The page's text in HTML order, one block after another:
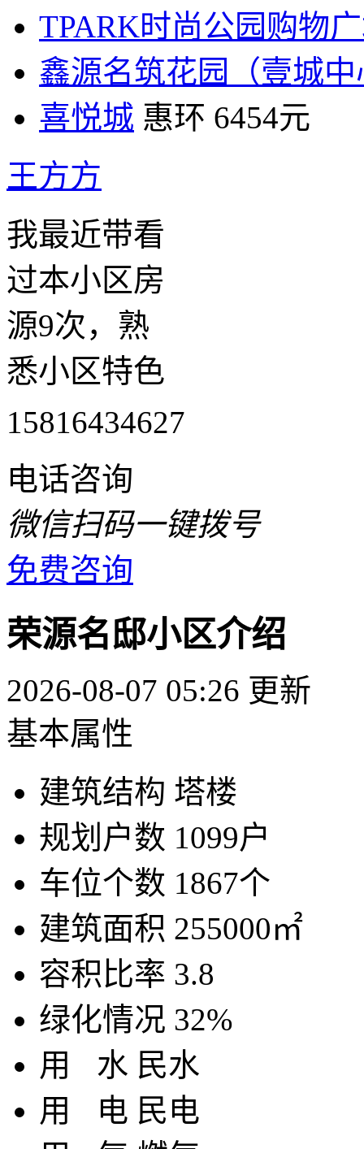
TPARK时尚公园购物
鑫源名筑花园（壹城中
喜悦城 惠环 6454元
王方方
我最近带看
过本小区房
源9次，熟
悉小区特色
15816434627
电话咨询
微信扫码一键拨号
免费咨询
荣源名邸小区介绍
2026-08-07 05:26 更新
基本属性
建筑结构 塔楼
规划户数 1099户
车位个数 1867个
建筑面积 255000㎡
容积比率 3.8
绿化情况 32%
用 水 民水
用
电 民电